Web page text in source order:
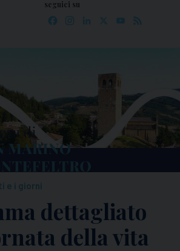
seguici su
Facebook
Instagram
LinkedIn YouTube
e i giorni
dettagliato
della vita